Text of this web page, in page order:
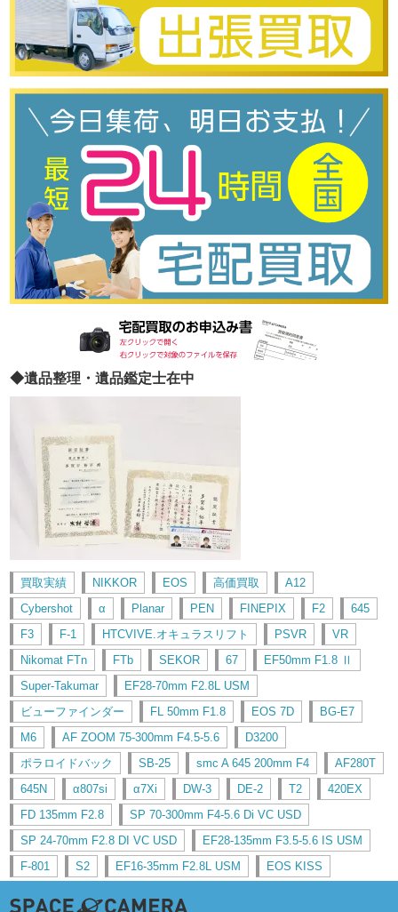
◆遺品整理・遺品鑑定士在中
買取実績 NIKKOR EOS 高価買取
A12
Cybershot
α Planar PEN FINEPIX F2
645
F3
F-1 HTCVIVE.オキュラスリフト PSVR
VR
Nikomat FTn
FTb SEKOR 67
EF50mm F1.8 Ⅱ
Super-Takumar
EF28-70mm F2.8L USM
ビューファインダー
FL 50mm F1.8 EOS 7D
BG-E7
M6
AF ZOOM 75-300mm F4.5-5.6
D3200
ポラロイドバック
SB-25 smc A 645 200mm F4
AF280T
645N
α807si α7Xi DW-3 DE-2 T2
420EX
FD 135mm F2.8
SP 70-300mm F4-5.6 Di VC USD
SP 24-70mm F2.8 DI VC USD
EF28-135mm F3.5-5.6 IS USM
F-801
S2 EF16-35mm F2.8L USM EOS KISS